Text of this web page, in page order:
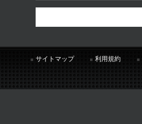
サイトマップ 利用規約